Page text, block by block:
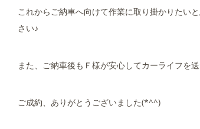
これからご納車へ向けて作業に取り掛かりたい
さい♪
また、ご納車後もＦ様が安心してカーライフを
ご成約、ありがとうございました(*^^)